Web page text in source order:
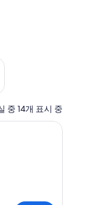
월 16
중 14개 표시 중
고, 책상, 다리미/다리미판